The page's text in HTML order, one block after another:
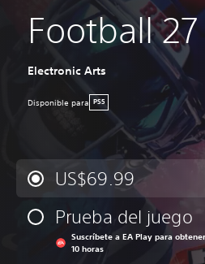
Football 27
Electronic Arts
Disponible para PS5
US$69.99
Prueba del juego
Suscríbete a EA Play para
10 horas